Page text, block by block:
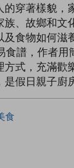
的穿著樣貌，
、故鄉和文
食物如何滋
食譜，作者用
式，充滿歡
假日親子廚
食